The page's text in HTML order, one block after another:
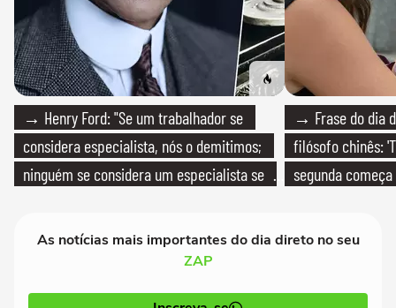
→ Henry Ford: "Se um trabalhador se
considera especialista, nós o demitimos;
ninguém se considera um especialista se
→ Frase do dia
filósofo chinês:
segunda
As notícias mais importantes do dia direto no seu
ZAP